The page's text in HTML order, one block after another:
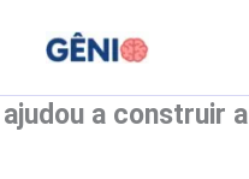
a construir a